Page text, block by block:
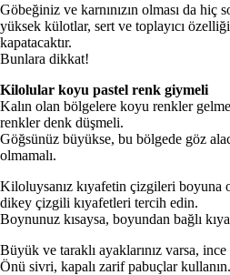
Göbeğiniz ve karnınızın olması da hiç
yüksek külotlar, sert ve toplayıcı
kapatacaktır.
Bunlara dikkat!
Kilolular koyu pastel renk giymeli
Kalın olan bölgelere koyu renkler
renkler denk düşmeli.
Göğsünüz büyükse, bu bölgede göz
olmamalı.
Kiloluysanız kıyafetin çizgileri boyuna
dikey çizgili kıyafetleri ter­cih edin.
Boynunuz kısaysa, boyundan bağlı
Büyük ve taraklı ayaklarınız varsa,
Önü sivri, kapalı zarif pabuçlar kullanın.